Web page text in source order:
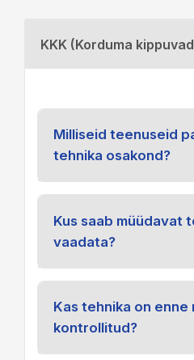
KKK (Korduma
Milliseid teenuseid
tehnika osakond?
Kus saab müüdavat
vaadata?
Kas tehnika on enne
kontrollitud?